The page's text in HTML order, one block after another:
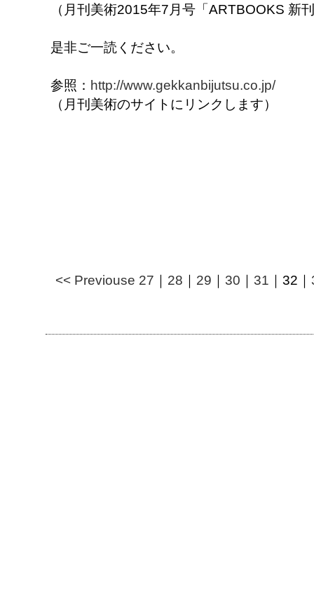
（月刊美術2015年7月号「ARTBOOKS 新
是非ご一読ください。
参照： http://www.gekkanbijutsu.co.jp/
（月刊美術のサイトにリンクします）
<< Previouse 27 ｜ 28 ｜ 29 ｜ 30 ｜ 31 ｜ 32 ｜